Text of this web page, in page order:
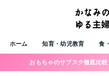
ホーム 知育・幼児教育 食
おもちゃのサブスク徹底比